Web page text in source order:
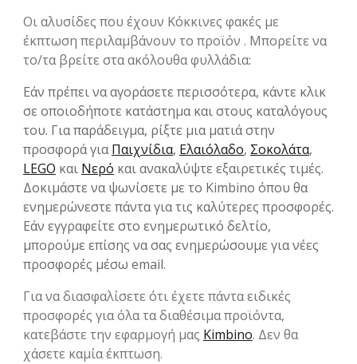
Οι αλυσίδες που έχουν Κόκκινες φακές με
έκπτωση περιλαμβάνουν το προϊόν . Μπορείτε να
το/τα βρείτε στα ακόλουθα φυλλάδια:
Εάν πρέπει να αγοράσετε περισσότερα, κάντε κλικ
σε οποιοδήποτε κατάστημα και στους καταλόγους
του. Για παράδειγμα, ρίξτε μια ματιά στην
προσφορά γιαΠαιχνίδια, Ελαιόλαδο, Σοκολάτα,
LEGO και Νερό και ανακαλύψτε εξαιρετικές τιμές.
Δοκιμάστε να ψωνίσετε με το Kimbino όπου θα
ενημερώνεστε πάντα για τις καλύτερες προσφορές.
Εάν εγγραφείτε στο ενημερωτικό δελτίο,
μπορούμε επίσης να σας ενημερώσουμε για νέες
προσφορές μέσω email.
Για να διασφαλίσετε ότι έχετε πάντα ειδικές
προσφορές για όλα τα διαθέσιμα προϊόντα,
κατεβάστε την εφαρμογή μας Kimbino. Δεν θα
χάσετε καμία έκπτωση.